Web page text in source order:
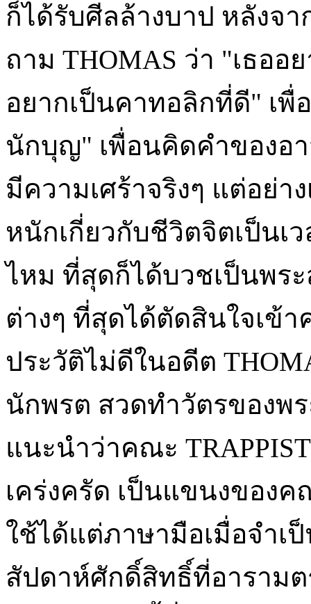
ก็ได้รับศีลล้างบาป หลังจ
ถาม THOMAS ว่า "เธอ
อยากเป็นคาทอลิกที่ดี" เพื่
นักบุญ" เพื่อนคิดคำของอ
มีความเศร้าจริงๆ แต่อย่า
หนักเกี่ยวกับชีวิตจิตเป็นเ
ไหม ที่สุดก็ได้บวชเป็นพร
ต่างๆ ที่สุดได้ตัดสินใจเข้
ประวัติไม่ดีในอดีต
นักพรต สวดทำวัตรของพ
แนะนำว่าคณะ
เคร่งครัด เป็นแขนงของค
ใช้ได้แต่ภาษามือเมื่อจำเ
สัปดาห์ศักดิ์สิทธิ์ที่อารามต